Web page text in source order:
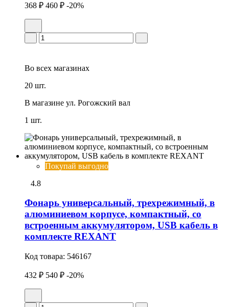
368 ₽ 460 ₽ -20%
Во всех магазинах
20 шт.
В магазине ул. Рогожский вал
1 шт.
Покупай выгодно
4.8
Фонарь универсальный, трехрежимный, в
алюминиевом корпусе, компактный, со
встроенным аккумулятором, USB кабель в
комплекте REXANT
Код товара: 546167
432 ₽ 540 ₽ -20%